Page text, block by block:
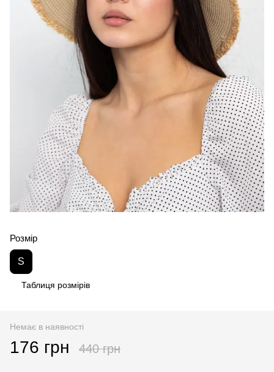
Розмір
S
Таблиця розмірів
Немає в наявності
176 грн 440 грн